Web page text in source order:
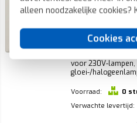
alleen noodzakelijke cookies?
Cookies
montage 3 - 40
5544.03 V)
JUNG daaidimmer
crème. Alleen
montage*. Werkt
voor 230V-lampen,
gloei-/
Voorraad:
0
Verwachte levertijd: